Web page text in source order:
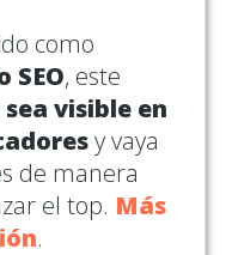
como
SEO, este
visible en
y vaya
de manera
el top. Más
.